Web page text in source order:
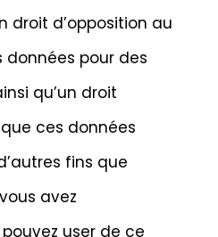
droit d’opposition au
pour des
qu’un droit
ces données
fins que
avez
user de ce